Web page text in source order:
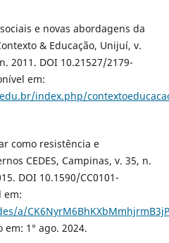
e novas abordagens da
& Educação, Unijuí, v.
2011. DOI 10.21527/2179-
em:
index.php/
como resistência e
CEDES, Campinas, v. 35, n.
DOI 10.1590/CC0101-
em:
a/
em: 1° ago. 2024.